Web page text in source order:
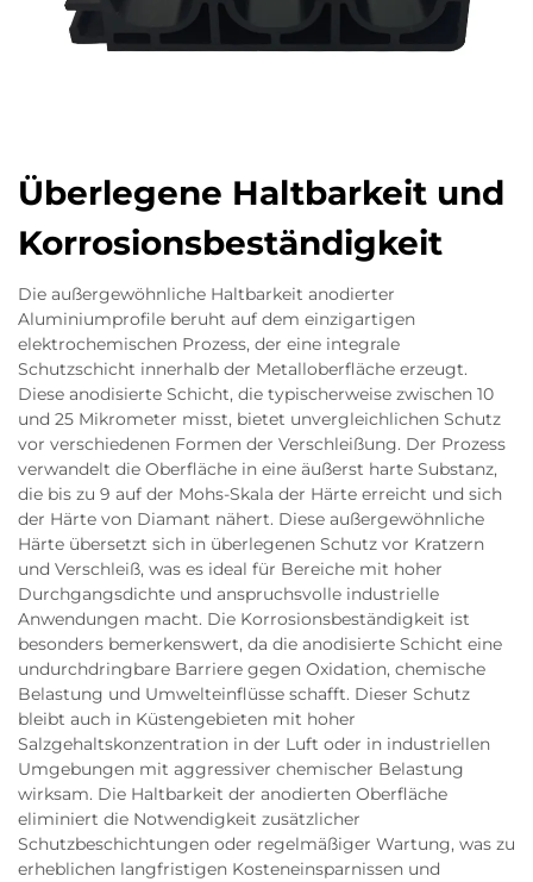
Überlegene Haltbarkeit und
Korrosionsbeständigkeit
Die außergewöhnliche Haltbarkeit anodierter
Aluminiumprofile beruht auf dem einzigartigen
elektrochemischen Prozess, der eine integrale
Schutzschicht innerhalb der Metalloberfläche erzeugt.
Diese anodisierte Schicht, die typischerweise zwischen 10
und 25 Mikrometer misst, bietet unvergleichlichen Schutz
vor verschiedenen Formen der Verschleißung. Der Prozess
verwandelt die Oberfläche in eine äußerst harte Substanz,
die bis zu 9 auf der Mohs-Skala der Härte erreicht und sich
der Härte von Diamant nähert. Diese außergewöhnliche
Härte übersetzt sich in überlegenen Schutz vor Kratzern
und Verschleiß, was es ideal für Bereiche mit hoher
Durchgangsdichte und anspruchsvolle industrielle
Anwendungen macht. Die Korrosionsbeständigkeit ist
besonders bemerkenswert, da die anodisierte Schicht eine
undurchdringbare Barriere gegen Oxidation, chemische
Belastung und Umwelteinflüsse schafft. Dieser Schutz
bleibt auch in Küstengebieten mit hoher
Salzgehaltskonzentration in der Luft oder in industriellen
Umgebungen mit aggressiver chemischer Belastung
wirksam. Die Haltbarkeit der anodierten Oberfläche
eliminiert die Notwendigkeit zusätzlicher
Schutzbeschichtungen oder regelmäßiger Wartung, was zu
erheblichen langfristigen Kosteneinsparnissen und